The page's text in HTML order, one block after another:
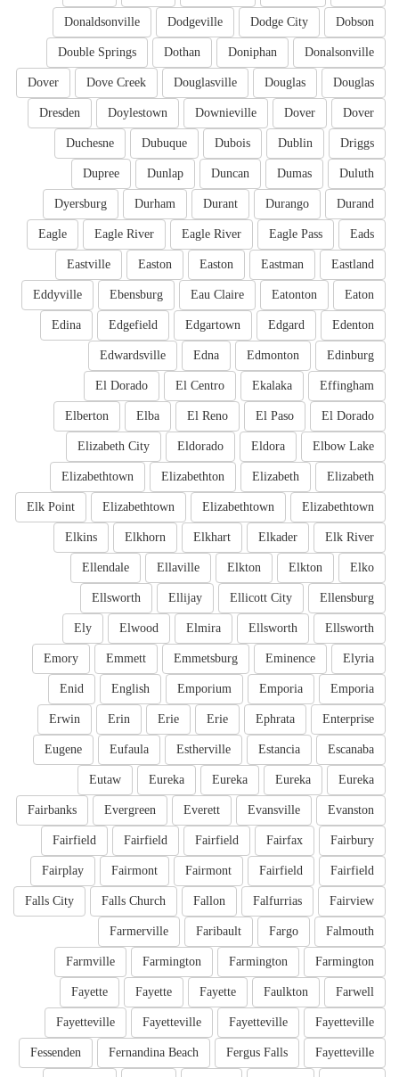
Dobson
Dodge City
Dodgeville
Donaldsonville
Donalsonville
Doniphan
Dothan
Double Springs
Douglas
Douglas
Douglasville
Dove Creek
Dover
Dover
Dover
Downieville
Doylestown
Dresden
Driggs
Dublin
Dubois
Dubuque
Duchesne
Duluth
Dumas
Duncan
Dunlap
Dupree
Durand
Durango
Durant
Durham
Dyersburg
Eads
Eagle Pass
Eagle River
Eagle River
Eagle
Eastland
Eastman
Easton
Easton
Eastville
Eaton
Eatonton
Eau Claire
Ebensburg
Eddyville
Edenton
Edgard
Edgartown
Edgefield
Edina
Edinburg
Edmonton
Edna
Edwardsville
Effingham
Ekalaka
El Centro
El Dorado
El Dorado
El Paso
El Reno
Elba
Elberton
Elbow Lake
Eldora
Eldorado
Elizabeth City
Elizabeth
Elizabeth
Elizabethton
Elizabethtown
Elizabethtown
Elizabethtown
Elizabethtown
Elk Point
Elk River
Elkader
Elkhart
Elkhorn
Elkins
Elko
Elkton
Elkton
Ellaville
Ellendale
Ellensburg
Ellicott City
Ellijay
Ellsworth
Ellsworth
Ellsworth
Elmira
Elwood
Ely
Elyria
Eminence
Emmetsburg
Emmett
Emory
Emporia
Emporia
Emporium
English
Enid
Enterprise
Ephrata
Erie
Erie
Erin
Erwin
Escanaba
Estancia
Estherville
Eufaula
Eugene
Eureka
Eureka
Eureka
Eureka
Eutaw
Evanston
Evansville
Everett
Evergreen
Fairbanks
Fairbury
Fairfax
Fairfield
Fairfield
Fairfield
Fairfield
Fairfield
Fairmont
Fairmont
Fairplay
Fairview
Falfurrias
Fallon
Falls Church
Falls City
Falmouth
Fargo
Faribault
Farmerville
Farmington
Farmington
Farmington
Farmville
Farwell
Faulkton
Fayette
Fayette
Fayette
Fayetteville
Fayetteville
Fayetteville
Fayetteville
Fayetteville
Fergus Falls
Fernandina Beach
Fessenden